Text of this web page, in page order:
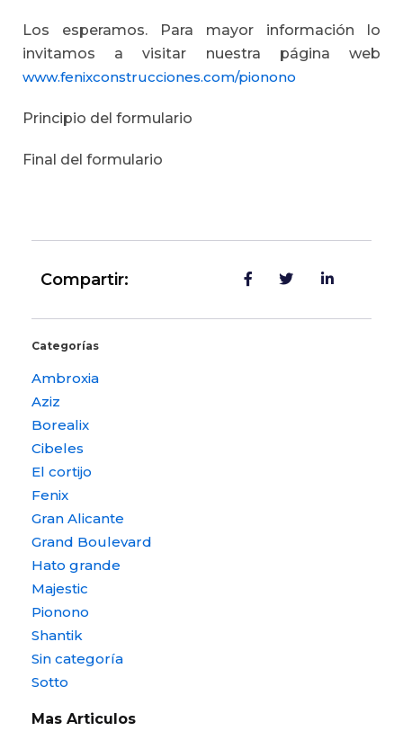
Los esperamos. Para mayor información lo
invitamos a visitar nuestra página web
www.fenixconstrucciones.com/pionono
Principio del formulario
Final del formulario
Compartir:
Categorías
Ambroxia
Aziz
Borealix
Cibeles
El cortijo
Fenix
Gran Alicante
Grand Boulevard
Hato grande
Majestic
Pionono
Shantik
Sin categoría
Sotto
Mas Articulos